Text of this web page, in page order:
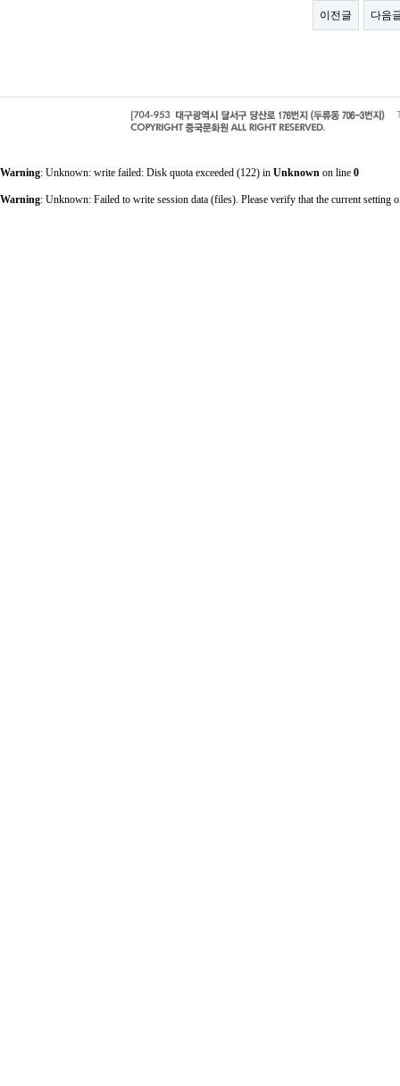
이전글 다음
Warning: Unknown: write failed: Disk quota exceeded (122) in Unknown on line 0
Warning: Unknown: Failed to write session data (files). Please verify that the current